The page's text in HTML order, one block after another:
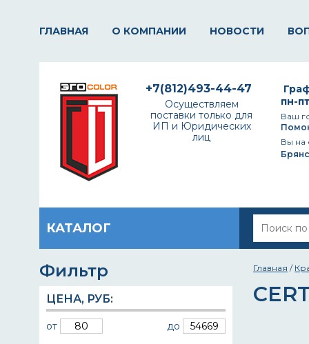
ГЛАВНАЯ О КОМПАНИИ НОВОСТИ
пн-
Ваш
Вы на
+7(812)493-44-47
Осуществляем
поставки только для
ИП и Юридических
лиц
КАТАЛОГ
Фильтр
ЦЕНА, РУБ:
от до
Главная /